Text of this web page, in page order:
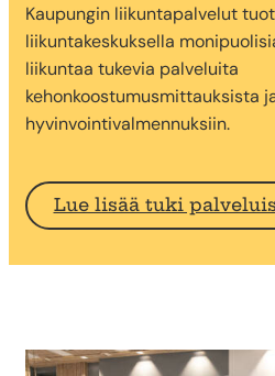
Kaupungin liikuntapalvelut
liikuntakeskuksella
liikuntaa tukevia palveluita
kehonkoostumusmittauksista
hyvinvointivalmennuksiin.
Lue lisää tuki